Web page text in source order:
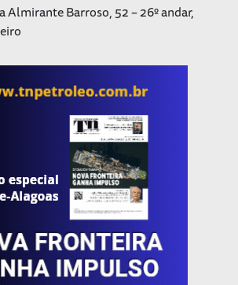
Almirante Barroso, 52 – 26º andar,